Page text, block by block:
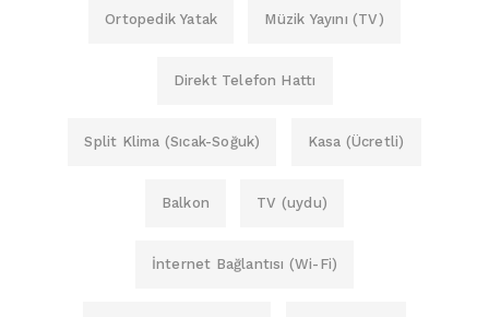
Ortopedik Yatak Müzik Yayını (TV)
Direkt Telefon Hattı
Split Klima (Sıcak-Soğuk) Kasa (Ücretli)
Balkon TV (uydu)
İnternet Bağlantısı (Wi-Fi)